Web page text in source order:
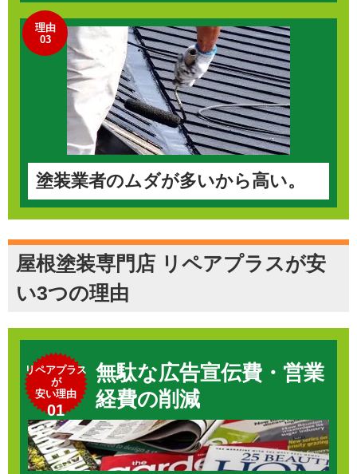
理由
03
塗装業者のムダが多いから高い。
屋根塗装専門店 リペアプラスが安
い3つの理由
リペアプラス
が
安い理由
01
無駄な広告宣伝費・営業
経費の削減